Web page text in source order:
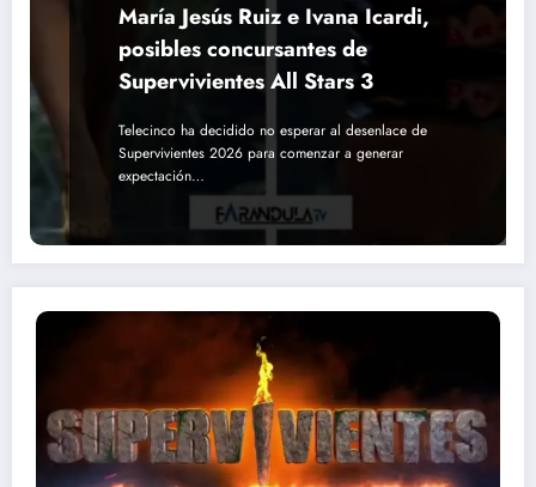
María Jesús Ruiz e Ivana Icardi,
posibles concursantes de
Supervivientes All Stars 3
Telecinco ha decidido no esperar al desenlace de
Supervivientes 2026 para comenzar a generar
expectación…